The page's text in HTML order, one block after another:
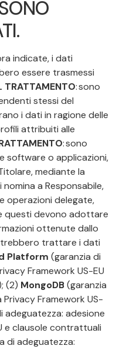
indicate, i dati
essere trasmessi
TRATTAMENTO: sono
stessi del
i dati in ragione delle
attribuiti alle
: sono
software o applicazioni,
mediante la
a Responsabile,
operazioni delegate,
questi devono adottare
ottenute dallo
trattare i dati
Platform (garanzia di
Framework US-EU
(2) MongoDB(garanzia
Framework US-
adeguatezza: adesione
e clausole contrattuali
di adeguatezza: